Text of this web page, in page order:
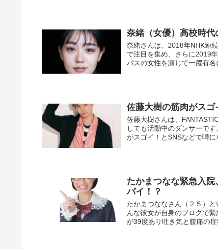
奈緒（女優）高校時
奈緒さんは、2018年NHK連
で注目を集め、さらに2019
パスの女性を演じて一躍有名
佐藤大樹の筋肉がス
佐藤大樹さんは、
しても活動中のダンサーで
がスゴイ！とSNSなどで噂に
たかまつなな緊急入
バイ！？
たかまつななさん（２５）
んな彼女が自身のブログで
が39度あり吐き気と腹痛の